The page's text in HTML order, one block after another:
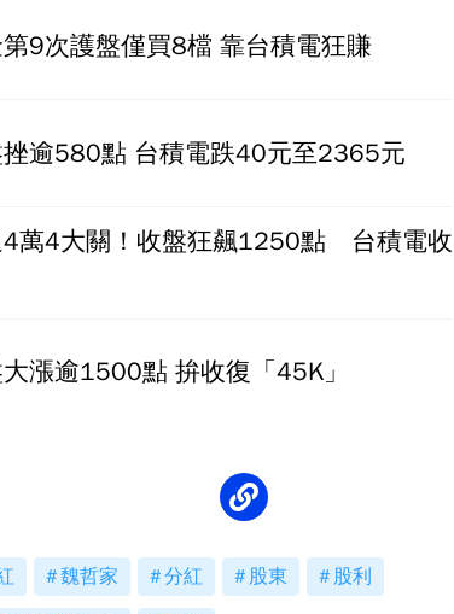
9次護盤僅買8檔 靠台積電狂賺
挫逾580點 台積電跌40元至2365元
4萬4大關！收盤狂飆1250點 台積電收
漲逾1500點 拚收復「45K」
魏哲家 分紅 股東 股利